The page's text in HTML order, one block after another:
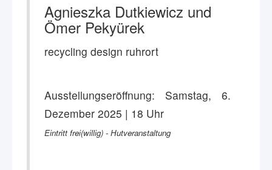
Agnieszka Dutkiewicz und
Ömer Pekyürek
recycling design ruhrort
Ausstellungseröffnung: Samstag, 6.
Dezember 2025 | 18 Uhr
Eintritt frei(willig) - Hutveranstaltung